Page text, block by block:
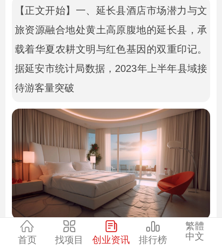
【正文开始】一、延长县酒店市场潜力与文
旅资源融合地处黄土高原腹地的延长县，承
载着华夏农耕文明与红色基因的双重印记。
据延安市统计局数据，2023年上半年县域接
待游客量突破
【正文开始】
首页 找项目 创业资讯 排行榜
繁體
中文